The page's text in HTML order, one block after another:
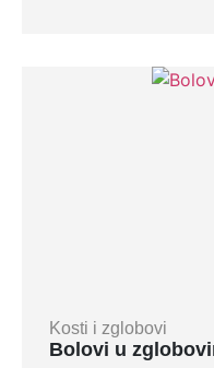
Kosti i zglobovi
Bolovi u